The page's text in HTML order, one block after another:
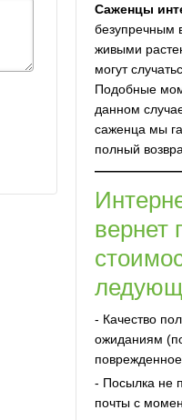
Саженцы
безупречным
живыми
могут
Подобные
данном
саженца мы
полный
вернет
- Качество
ожиданиям
- Посылка не
почты с